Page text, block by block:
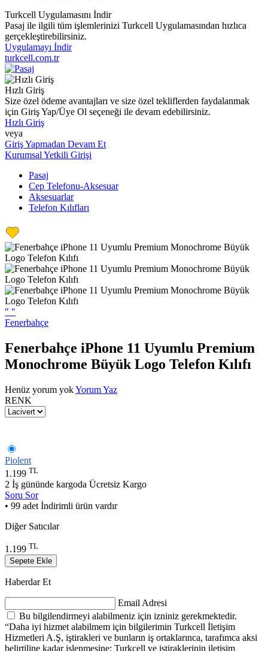
Turkcell Uygulamasını İndir
Pasaj ile ilgili tüm işlemlerinizi Turkcell Uygulamasından hızlıca
gerçekleştirebilirsiniz.
Uygulamayı İndir
turkcell.com.tr
Hızlı Giriş
Size özel ödeme avantajları ve size özel tekliflerden faydalanmak
için Giriş Yap/Üye Ol seçeneği ile devam edebilirsiniz.
Hızlı Giriş
veya
Giriş Yapmadan Devam Et
Kurumsal Yetkili Girişi
Pasaj
Cep Telefonu-Aksesuar
Aksesuarlar
Telefon Kılıfları
" "
Fenerbahçe
Fenerbahçe iPhone 11 Uyumlu Premium
Monochrome Büyük Logo Telefon Kılıfı
Henüz yorum yokYorum Yaz
RENK
Piolent
1.199 TL
2 İş gününde kargoda Ücretsiz Kargo
Soru Sor
• 99 adet İndirimli ürün vardır
Diğer Satıcılar
1.199 TL
Sepete Ekle
Haberdar Et
Email Adresi
Bu bilgilendirmeyi alabilmeniz için izniniz gerekmektedir.
“Daha iyi hizmet alabilmem için bilgilerimin Turkcell İletişim
Hizmetleri A.Ş, iştirakleri ve bunların iş ortaklarınca, tarafımca aksi
belirtiline kadar işlenmesine; Turkcell ve iştiraklerinin iletişim